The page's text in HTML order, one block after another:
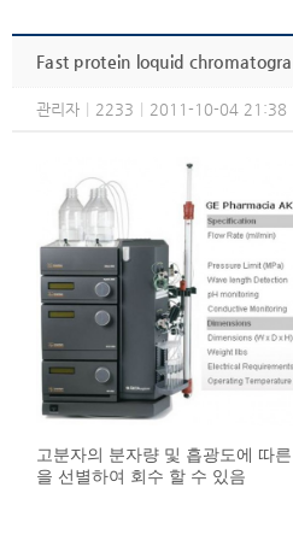
Fast protein loquid
관리자 2233 2011-10-04 21:38
고분자의 분자량 및 흡광도에 따
을 선별하여 회수 할 수 있음